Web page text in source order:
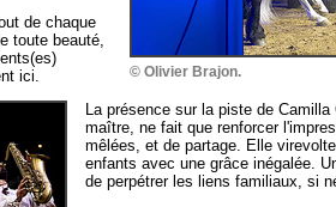
© Olivier Brajon.
de chaque
toute beauté,
ici.
La présence sur la piste de
maître, ne fait que renforcer
mêlées, et de partage. Elle
enfants avec une grâce inégalée.
de perpétrer les liens familiaux, si